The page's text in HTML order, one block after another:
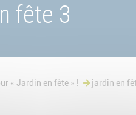
fête 3
« Jardin en fête » ! jardin en